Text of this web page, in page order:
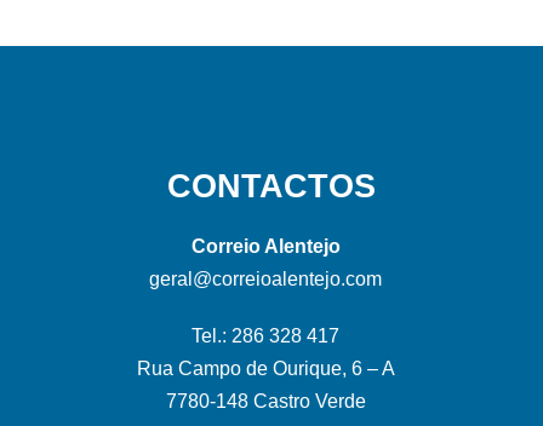
CONTACTOS
Correio Alentejo
geral@correioalentejo.com
Tel.: 286 328 417
Rua Campo de Ourique, 6 – A
7780-148 Castro Verde